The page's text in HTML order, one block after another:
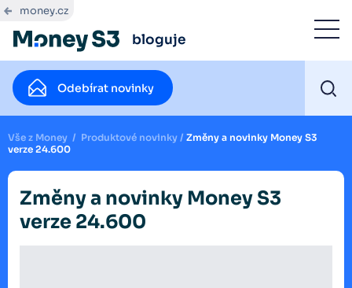
money.cz
bloguje
Odebírat novinky
Vše z Money / Produktové novinky / Změny a novinky Money S3
verze 24.600
Změny a novinky Money S3
verze 24.600